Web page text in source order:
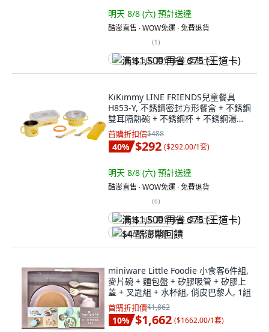
明天 8/8 (六) 預計送達
酷澎直售 ∙ WOW免運 ∙ 免費退貨
(1)
满 $1,500 再省 $75 (王道卡)
KiKimmy LINE FRIENDS兒童餐具
H853-Y, 不銹鋼密封方形餐盒 + 不銹鋼
雙耳隔熱碗 + 不銹鋼杯 + 不銹鋼湯匙
+ 不銹鋼叉子 + 餐具收納組, 莎莉與她
的朋友 黃色, 1組
首購折扣價$488
40% $292 ($292.00/1套)
明天 8/8 (六) 預計送達
酷澎直售 ∙ WOW免運 ∙ 免費退貨
(6)
满 $1,500 再省 $75 (王道卡)
$4 酷澎幣回饋
miniware Little Foodie 小食客6件組,
麥片碗 + 麵包盤 + 矽膠吸管 + 矽膠上
蓋 + 叉匙組 + 水杯組, 俏皮巴黎人, 1組
首購折扣價$1,862
10% $1,662 ($1662.00/1套)